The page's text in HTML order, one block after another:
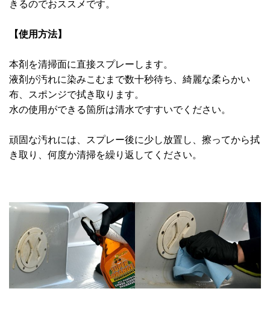
きるのでおススメです。
【使用方法】
本剤を清掃面に直接スプレーします。
液剤が汚れに染みこむまで数十秒待ち、綺麗な柔らかい
布、スポンジで拭き取ります。
水の使用ができる箇所は清水ですすいでください。
頑固な汚れには、スプレー後に少し放置し、擦ってから拭
き取り、何度か清掃を繰り返してください。